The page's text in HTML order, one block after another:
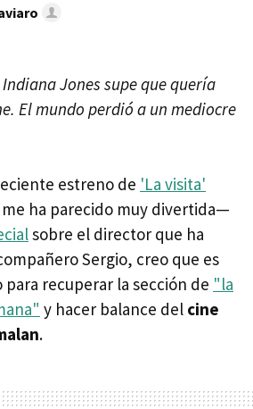
Indiana Jones supe que quería
El mundo perdió a un mediocre
estreno de 'La visita'
ha parecido muy divertida—
sobre el director que ha
Sergio, creo que es
recuperar la sección de "la
y hacer balance del cine
.